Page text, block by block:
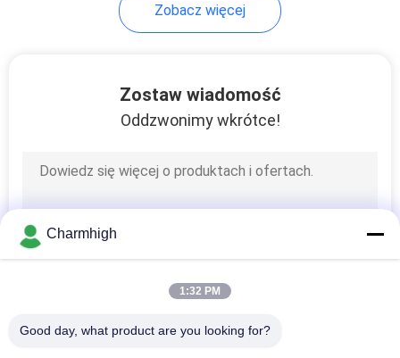
Zobacz więcej
Zostaw wiadomość
Oddzwonimy wkrótce!
Charmhigh
1:32 PM
Good day, what product are you looking for?